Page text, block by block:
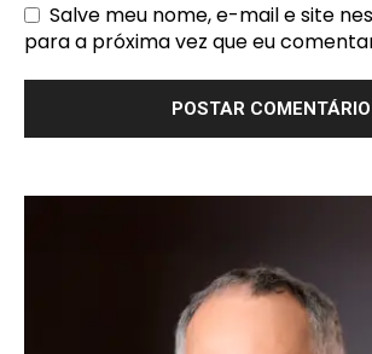
Salve meu nome, e-mail e site
para a próxima vez que eu